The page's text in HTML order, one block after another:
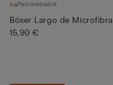
Personalizable
Bóxer Largo de Microfibra
15,90 €